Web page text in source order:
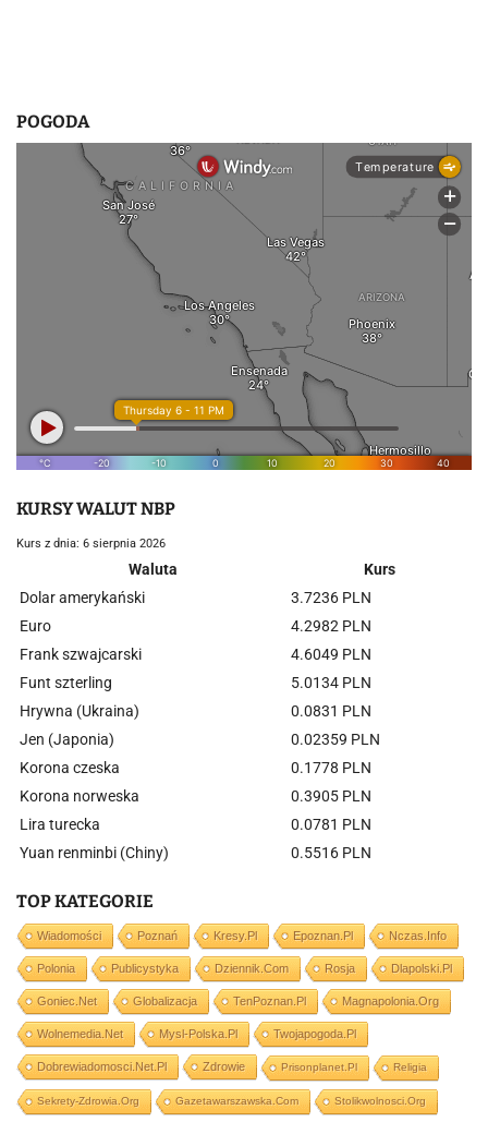
POGODA
KURSY WALUT NBP
Kurs z dnia: 6 sierpnia 2026
Waluta
Kurs
Dolar amerykański
3.7236 PLN
Euro
4.2982 PLN
Frank szwajcarski
4.6049 PLN
Funt szterling
5.0134 PLN
Hrywna (Ukraina)
0.0831 PLN
Jen (Japonia)
0.02359 PLN
Korona czeska
0.1778 PLN
Korona norweska
0.3905 PLN
Lira turecka
0.0781 PLN
Yuan renminbi (Chiny)
0.5516 PLN
TOP KATEGORIE
Wiadomości Poznań Kresy.pl Epoznan.pl Nczas.info
Polonia Publicystyka Dziennik.com Rosja Dlapolski.pl
Goniec.net Globalizacja TenPoznan.pl Magnapolonia.org
Wolnemedia.net Mysl-Polska.pl Twojapogoda.pl
Dobrewiadomosci.net.pl Zdrowie Prisonplanet.pl Religia
Sekrety-Zdrowia.org Gazetawarszawska.com Stolikwolnosci.org